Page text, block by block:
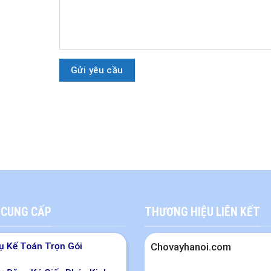
CẤP
Kế Toán Trọn Gói
THƯƠNG HIỆU LIÊN KẾT
Chovayhanoi.com